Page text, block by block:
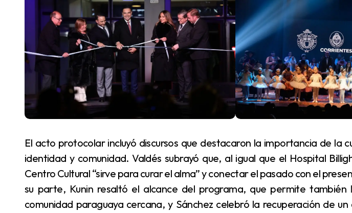
El acto protocolar incluyó discursos que destacaron la importancia de la cultura como motor de
identidad y comunidad. Valdés subrayó que, al igual que el Hospital
Centro Cultural “sirve para curar el alma” y conectar el pasado con el
su parte, Kunin resaltó el alcance del programa, que permite también
comunidad paraguaya cercana, y Sánchez celebró la recuperación de